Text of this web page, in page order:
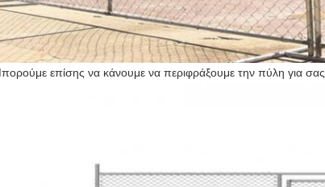
επίσης να κάνουμε να περιφράξουμε την πύλη για σας.